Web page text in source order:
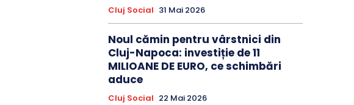
Cluj Social 31 Mai 2026
Noul cămin pentru vârstnici din
Cluj-Napoca: investiție de 11
MILIOANE DE EURO, ce schimbări
aduce
Cluj Social 22 Mai 2026